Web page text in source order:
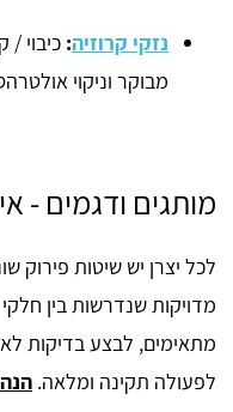
נזקי קרוזיה: כיבוי /
מבוקר וניקוי
מותגים ודגמים -
לכל יצרן יש שיטות פירוק
מדויקות שנדרשות בין
מתאימים, לבצע בדיקות
לפעולה תקינה ומלאה.